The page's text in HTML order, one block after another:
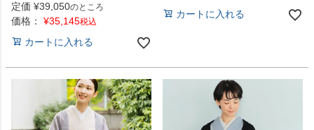
定価 ¥39,050のところ
価格： ¥35,145税込
カートに入れる
カートに入れる